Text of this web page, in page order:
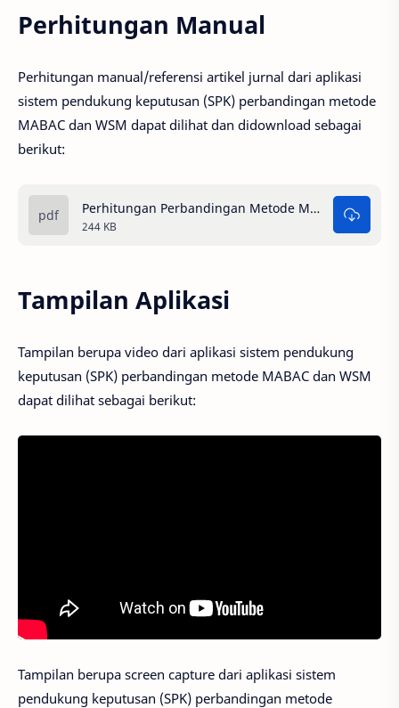
Perhitungan Manual
Perhitungan manual/referensi artikel jurnal dari aplikasi
sistem pendukung keputusan (SPK) perbandingan metode
MABAC dan WSM dapat dilihat dan didownload sebagai
berikut:
Perhitungan Perbandingan Metode MABAC Dan WSM.pdf
244 KB
Tampilan Aplikasi
Tampilan berupa video dari aplikasi sistem pendukung
keputusan (SPK) perbandingan metode MABAC dan WSM
dapat dilihat sebagai berikut:
Tampilan berupa screen capture dari aplikasi sistem
pendukung keputusan (SPK) perbandingan metode